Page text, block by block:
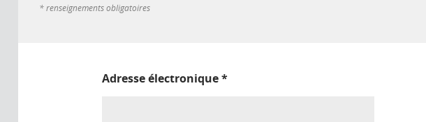
* renseignements obligatoires
Adresse électronique*